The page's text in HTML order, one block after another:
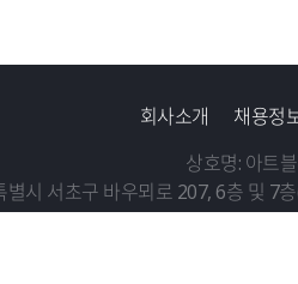
회사소개 채용정
상호명: 아트
별시 서초구 바우뫼로 207, 6층 및 7